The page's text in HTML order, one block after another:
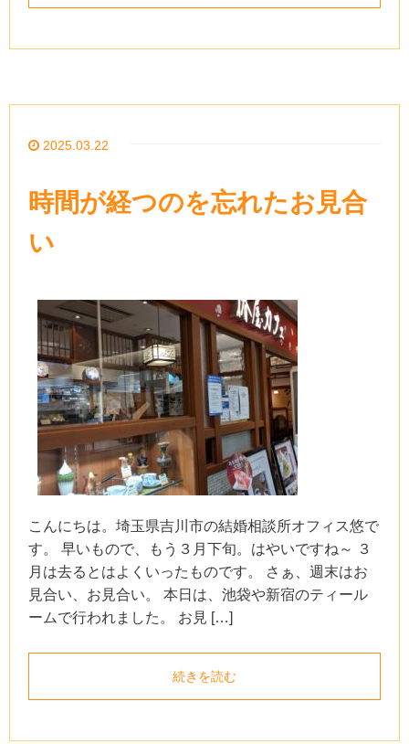
2025.03.22
時間が経つのを忘れたお見合
い
こんにちは。埼玉県吉川市の結婚相談所オフィス悠で
す。 早いもので、もう３月下旬。はやいですね～ ３
月は去るとはよくいったものです。 さぁ、週末はお
見合い、お見合い。 本日は、池袋や新宿のティール
ームで行われました。 お見 […]
続きを読む